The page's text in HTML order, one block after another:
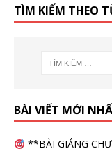
TÌM KIẾM THEO
BÀI VIẾT MỚI
**BÀI GIẢNG